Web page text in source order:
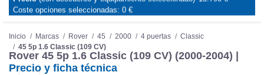
Marcas Comparador de coches
Inicio Marcas Rover 45 2000 4 puertas
Classic
45 5p 1.6 Classic (109 CV)
Rover 45 5p 1.6 Classic (109 CV) (2000-2004) |
Precio y ficha técnica
Coste opciones seleccionadas: 0 €